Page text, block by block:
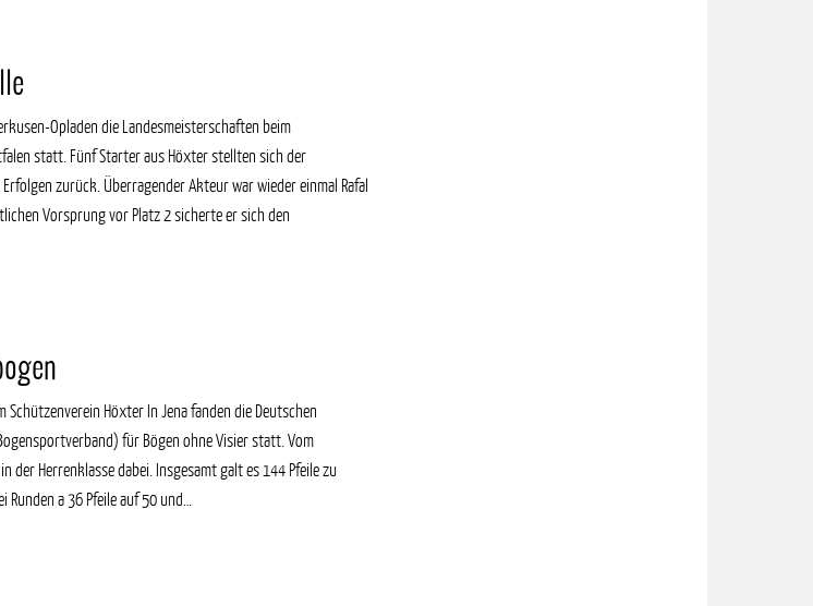
Opladen die Landesmeisterschaften beim
statt. Fünf Starter aus Höxter stellten sich der
zurück. Überragender Akteur war wieder einmal Rafal
Vorsprung vor Platz 2 sicherte er sich den
Höxter In Jena fanden die Deutschen
für Bögen ohne Visier statt. Vom
der Herrenklasse dabei. Insgesamt galt es 144 Pfeile zu
Runden a 36 Pfeile auf 50 und…